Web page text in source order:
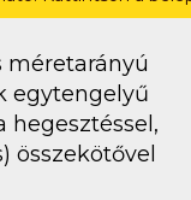
méretarányú
egytengelyű
hegesztéssel,
összekötővel